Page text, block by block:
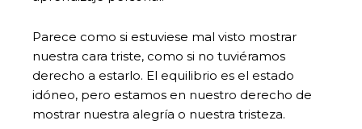
Parece como si estuviese mal visto mostrar
nuestra cara triste, como si no tuviéramos
derecho a estarlo. El equilibrio es el estado
idóneo, pero estamos en nuestro derecho de
mostrar nuestra alegría o nuestra tristeza.